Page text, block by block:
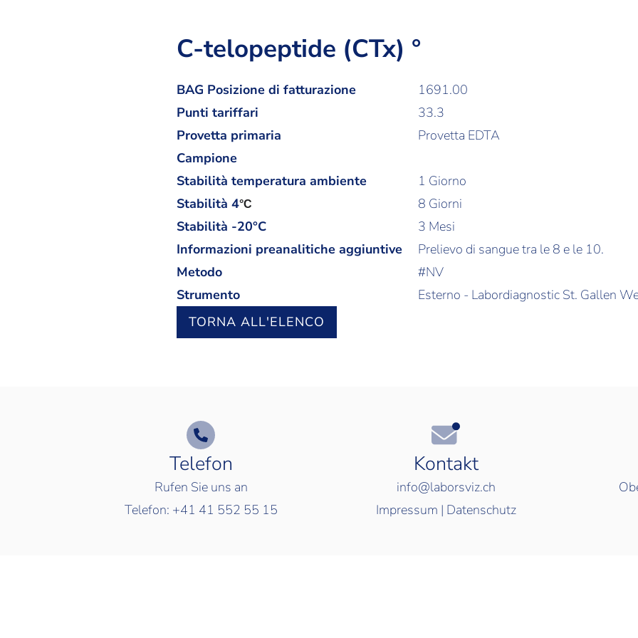
C-telopeptide (CTx) °
BAG Posizione di fatturazione
1691.00
Punti tariffari
33.3
Provetta primaria
Provetta EDTA
Campione
Stabilità temperatura ambiente
1 Giorno
Stabilità 4°C
8 Giorni
Stabilità -20°C
3 Mesi
Informazioni preanalitiche aggiuntive
Prelievo di sangue tra le 8 e le 10.
Metodo
#NV
Strumento
Esterno - Labordiagnostic St. Gallen
TORNA ALL'ELENCO
Telefon
Rufen Sie uns an
Telefon: +41 41 552 55 15
Kontakt
info@laborsviz.ch
Impressum | Datenschutz